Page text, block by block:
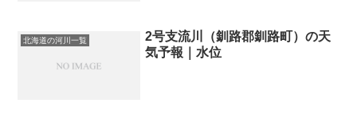
北海道の河川一覧
2号支流川（釧路郡釧路町）の天
気予報｜水位